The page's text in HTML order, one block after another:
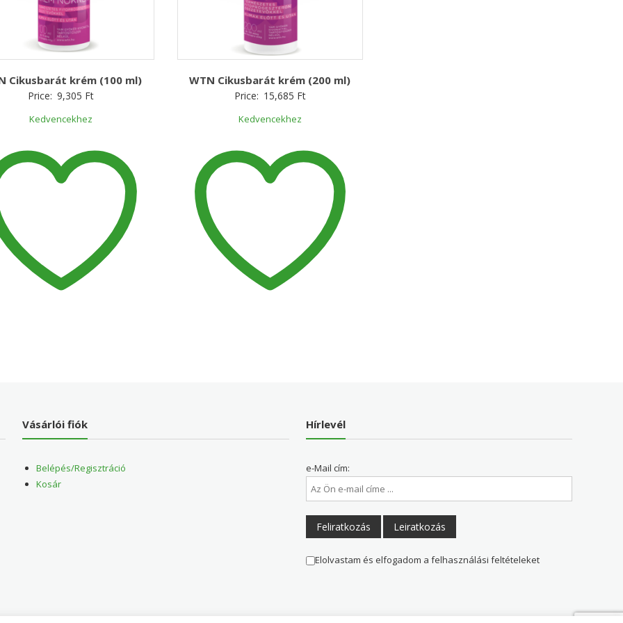
Cikusbarát krém (100 ml)
Price: 9,305 Ft
Kedvencekhez
WTN Cikusbarát krém (200 ml)
Price: 15,685 Ft
Kedvencekhez
Vásárlói fiók
Belépés/Regisztráció
Kosár
Hírlevél
e-Mail cím:
Elolvastam és elfogadom a felhasználási feltételeket